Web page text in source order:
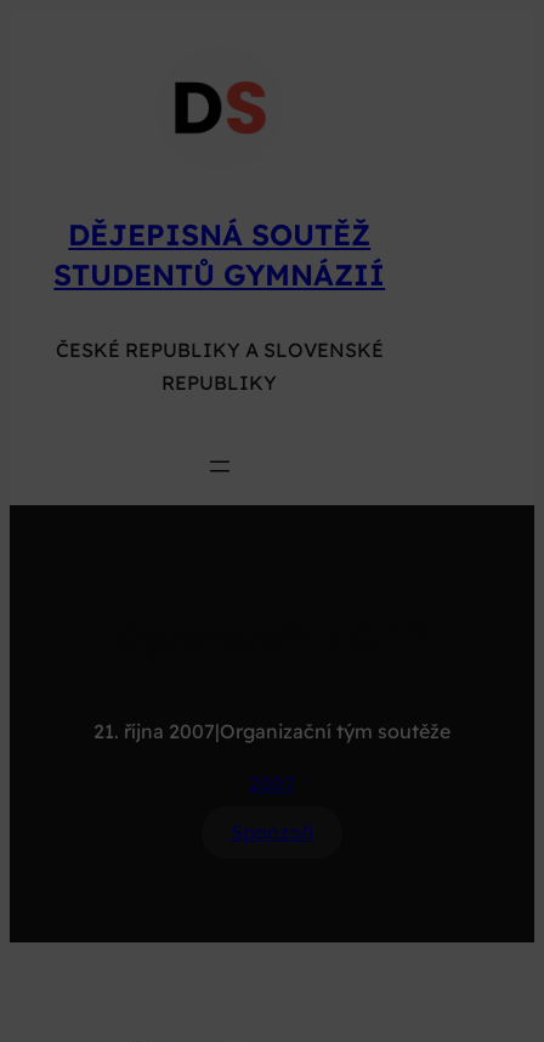
DĚJEPISNÁ SOUTĚŽ
STUDENTŮ GYMNÁZIÍ
ČESKÉ REPUBLIKY A SLOVENSKÉ
REPUBLIKY
21. října 2007|Organizační tým soutěže
2007
Sponzoři